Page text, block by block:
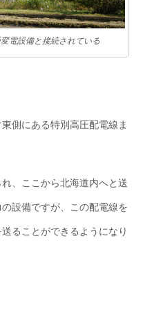
電設備と接続されている
側にある特別高圧配電線ま
、ここから北海道内へと送
設備ですが、この配電線を
ることができるようになり